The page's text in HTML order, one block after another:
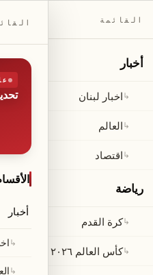
مجلة
ثقافة ومجتمع
لايف ستايل
ينذر
القائمة
أخبار
↳اخبار لبنان
↳العالم
↳اقتصاد
رياضة
↳كرة القدم
↳كأس العالم ٢٠٢٦
أخبار
↳
↳